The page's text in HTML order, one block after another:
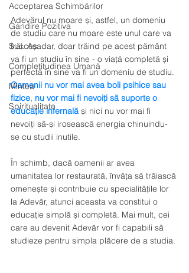
Acceptarea Schimbărilor
Gandire Pozitiva
Succes
Completitudinea Umană
Mintea
Spiritualitate
Adevărul nu moare și, astfel, un domeniu
de studiu care nu moare este unul care va
trăi. Așadar, doar trăind pe acest pământ
va fi un studiu în sine - o viață completă și
perfectă în sine va fi un domeniu de studiu.
Oamenii nu vor mai avea boli psihice sau
fizice, nu vor mai fi nevoiți să suporte o
educație infernală și nici nu vor mai fi
nevoiți să-și irosească energia chinuindu-
se cu studii inutile.
În schimb, dacă oamenii ar avea
umanitatea lor restaurată, învăța să trăiască
omenește și contribuie cu specialitățile lor
la Adevăr, atunci aceasta va constitui o
educație simplă și completă. Mai mult, cei
care au devenit Adevăr vor fi capabili să
studieze pentru simpla plăcere de a studia.